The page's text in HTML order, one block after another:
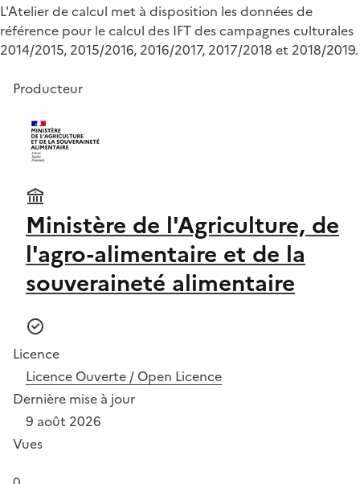
L'Atelier de calcul met à disposition les données de
référence pour le calcul des IFT des campagnes culturales
2014/2015, 2015/2016, 2016/2017, 2017/2018 et 2018/2019.
Producteur
Ministère de l'Agriculture, de
l'agro-alimentaire et de la
souveraineté alimentaire
Licence
Licence Ouverte / Open Licence
Dernière mise à jour
9 août 2026
Vues